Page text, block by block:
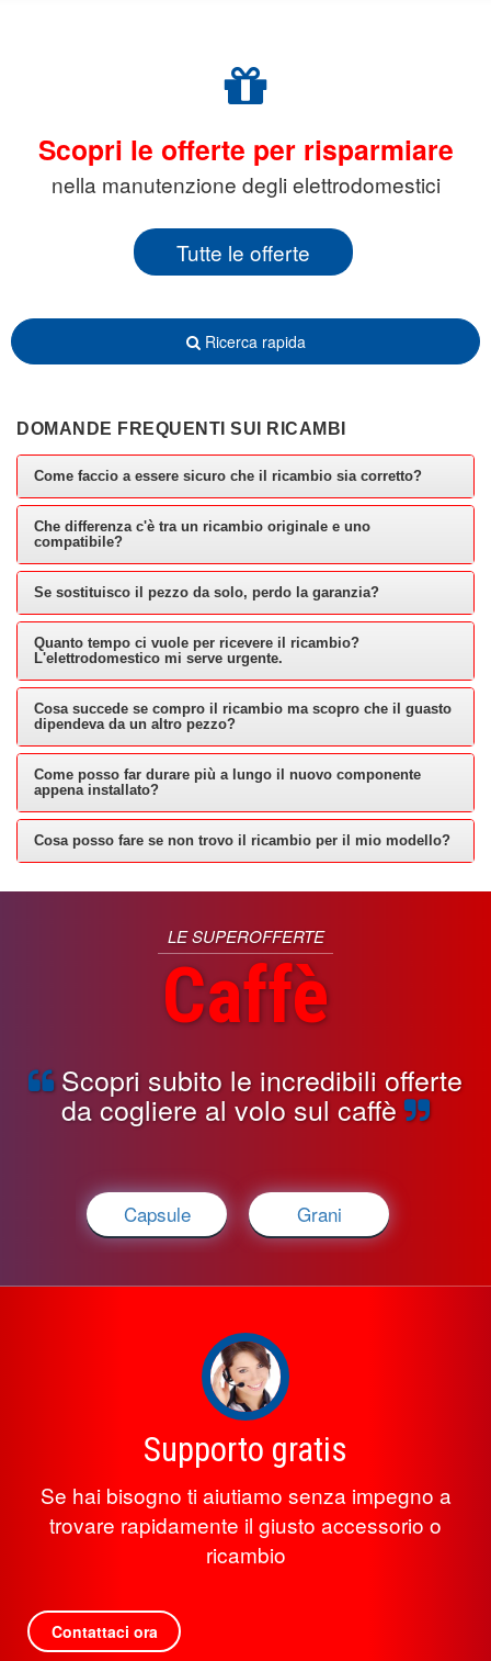
Scopri le offerte per risparmiare
nella manutenzione degli elettrodomestici
Tutte le offerte
Ricerca rapida
DOMANDE FREQUENTI SUI RICAMBI
Come faccio a essere sicuro che il ricambio sia corretto?
Che differenza c'è tra un ricambio originale e uno
compatibile?
Se sostituisco il pezzo da solo, perdo la garanzia?
Quanto tempo ci vuole per ricevere il ricambio?
L'elettrodomestico mi serve urgente.
Cosa succede se compro il ricambio ma scopro che il guasto
dipendeva da un altro pezzo?
Come posso far durare più a lungo il nuovo componente
appena installato?
Cosa posso fare se non trovo il ricambio per il mio modello?
LE SUPEROFFERTE
Caffè
Scopri subito le incredibili offerte
da cogliere al volo sul caffè
Capsule Grani
Supporto gratis
Se hai bisogno ti aiutiamo senza impegno a
trovare rapidamente il giusto accessorio o
ricambio
Contattaci ora